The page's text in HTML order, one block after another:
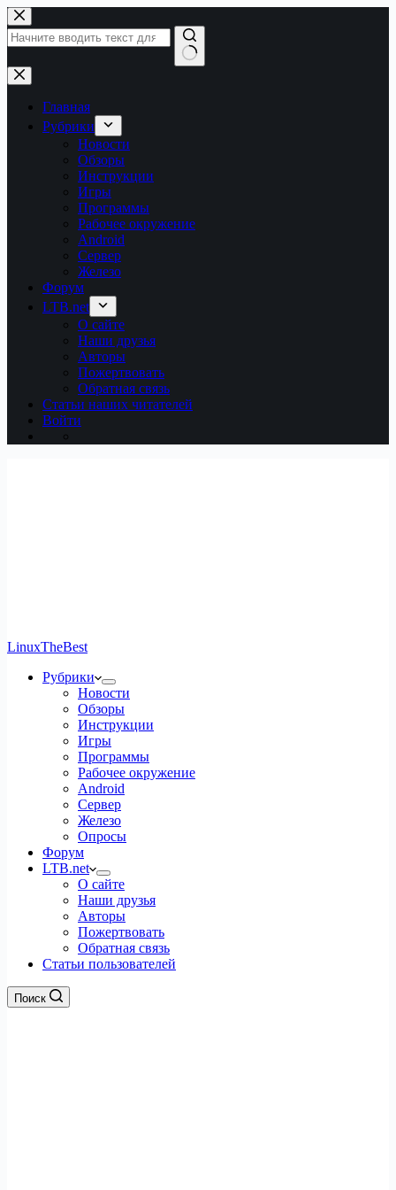
Перейти
к
сути
Ничего
не
найденоГлавная
Рубрики
Новости
Обзоры
Инструкции
Игры
Программы
Рабочее окружение
Android
Сервер
Железо
Форум
LTB.net
О сайте
Наши друзья
Авторы
Пожертвовать
Обратная связь
Статьи наших читателей
Войти
LinuxTheBest
Рубрики
Новости
Обзоры
Инструкции
Игры
Программы
Рабочее окружение
Android
Сервер
Железо
Опросы
Форум
LTB.net
О сайте
Наши друзья
Авторы
Пожертвовать
Обратная связь
Статьи пользователей
Поиск